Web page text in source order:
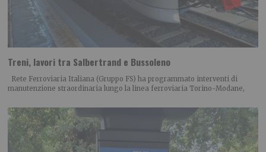
Treni, lavori tra Salbertrand e Bussoleno
Rete Ferroviaria Italiana (Gruppo FS) ha programmato interventi di
manutenzione straordinaria lungo la linea ferroviaria Torino-Modane,